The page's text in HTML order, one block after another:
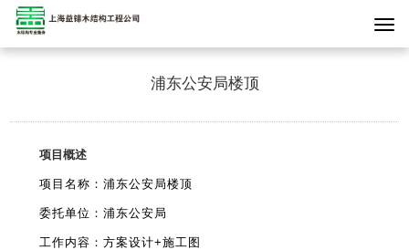
浦东公安局楼顶
项目概述
项目名称：浦东公安局楼顶
委托单位：浦东公安局
工作内容：方案设计+施工图